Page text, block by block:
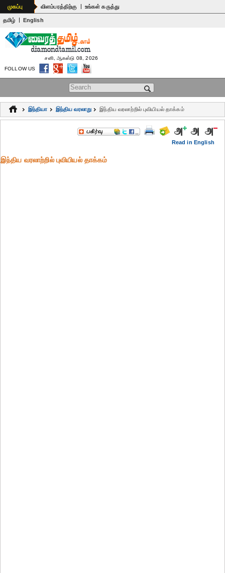
முகப்பு விளம்பரத்திற்கு | உங்கள் கருத்து
தமிழ் | English
Search form
சனி, ஆகஸ்டு 08, 2026
FOLLOW US
இந்தியா இந்திய வரலாறு இந்திய வரலாற்றில் புவியியல் தாக்கம்
Read in English
இந்திய வரலாற்றில் புவியியல் தாக்கம்